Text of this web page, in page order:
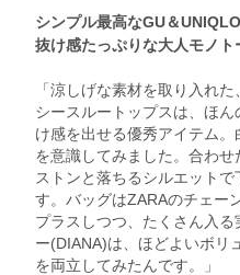
シンプル最高なGU＆
抜け感たっぷりな大人モノ
「涼しげな素材を取り入れ
シースルートップスは、ほ
け感を出せる優秀アイテム
を意識してみました。合わせ
ストンと落ちるシルエット
す。バッグはZARAのチェー
プラスしつつ、たくさん入
ー(DIANA)は、ほどよいボリ
を両立してみたんです。」